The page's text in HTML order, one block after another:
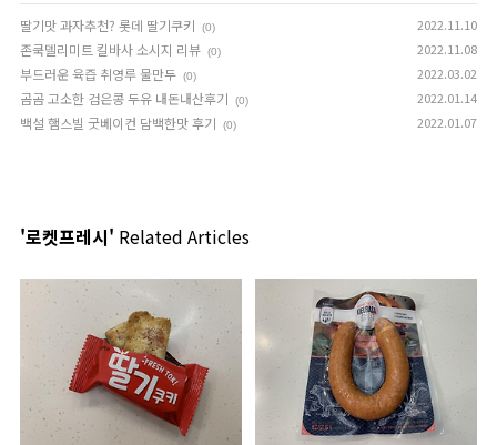
딸기맛 과자추천? 롯데 딸기쿠키
(0) 2022.11.10
존쿡델리미트 킬바사 소시지 리뷰 (0) 2022.11.08
부드러운 육즙 취영루 물만두 (0) 2022.03.02
곰곰 고소한 검은콩 두유 내돈내산후기 (0) 2022.01.14
백설 햄스빌 굿베이컨 담백한맛 후기 (0) 2022.01.07
'로켓프레시' Related Articles